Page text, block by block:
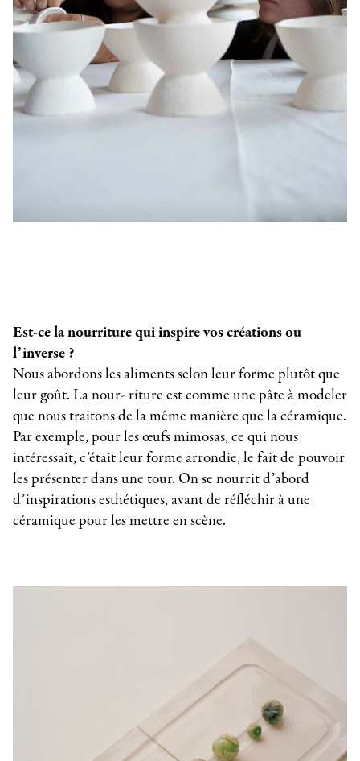
Est-ce la nourriture qui inspire vos créations ou
l’inverse ?
Nous abordons les aliments selon leur forme plutôt que
leur goût. La nour- riture est comme une pâte à modeler
que nous traitons de la même manière que la céramique.
Par exemple, pour les œufs mimosas, ce qui nous
intéressait, c’était leur forme arrondie, le fait de pouvoir
les présenter dans une tour. On se nourrit d’abord
d’inspirations esthétiques, avant de réfléchir à une
céramique pour les mettre en scène.